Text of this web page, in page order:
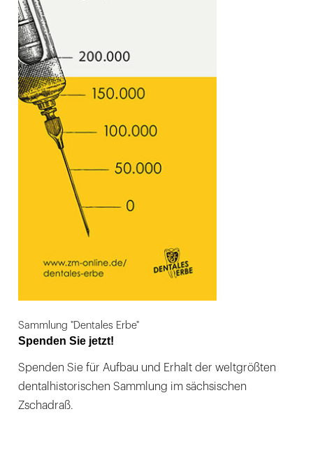
Sammlung "Dentales Erbe"
Spenden Sie jetzt!
Spenden Sie für Aufbau und Erhalt der weltgrößten
dentalhistorischen Sammlung im sächsischen
Zschadraß.